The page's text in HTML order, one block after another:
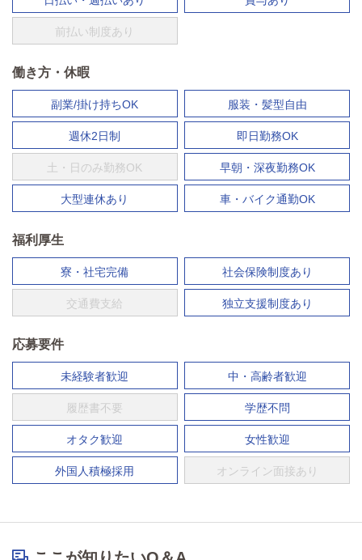
前払い制度あり
働き方・休暇
副業/掛け持ちOK 服装・髪型自由
週休2日制 即日勤務OK
土・日のみ勤務OK 早朝・深夜勤務OK
大型連休あり 車・バイク通勤OK
福利厚生
寮・社宅完備 社会保険制度あり
交通費支給 独立支援制度あり
応募要件
未経験者歓迎 中・高齢者歓迎
履歴書不要 学歴不問
オタク歓迎 女性歓迎
外国人積極採用 オンライン面接あり